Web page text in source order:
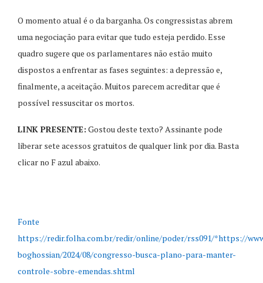
O momento atual é o da barganha. Os congressistas abrem
uma negociação para evitar que tudo esteja perdido. Esse
quadro sugere que os parlamentares não estão muito
dispostos a enfrentar as fases seguintes: a depressão e,
finalmente, a aceitação. Muitos parecem acreditar que é
possível ressuscitar os mortos.
LINK PRESENTE: Gostou deste texto? Assinante pode
liberar sete acessos gratuitos de qualquer link por dia. Basta
clicar no F azul abaixo.
Fonte
https://redir.folha.com.br/redir/online/poder/rss091/*https://
boghossian/2024/08/congresso-busca-plano-para-manter-
controle-sobre-emendas.shtml